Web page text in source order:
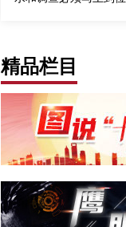
精品栏目